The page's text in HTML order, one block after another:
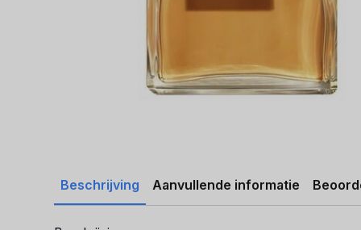
Beschrijving Aanvullende informatie